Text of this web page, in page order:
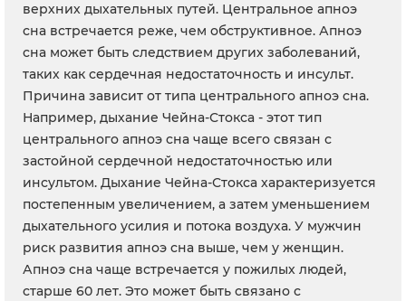
верхних дыхательных путей. Центральное апноэ
сна встречается реже, чем обструктивное. Апноэ
сна может быть следствием других заболеваний,
таких как сердечная недостаточность и инсульт.
Причина зависит от типа центрального апноэ сна.
Например, дыхание Чейна-Стокса - этот тип
центрального апноэ сна чаще всего связан с
застойной сердечной недостаточностью или
инсультом. Дыхание Чейна-Стокса характеризуется
постепенным увеличением, а затем уменьшением
дыхательного усилия и потока воздуха. У мужчин
риск развития апноэ сна выше, чем у женщин.
Апноэ сна чаще встречается у пожилых людей,
старше 60 лет. Это может быть связано с